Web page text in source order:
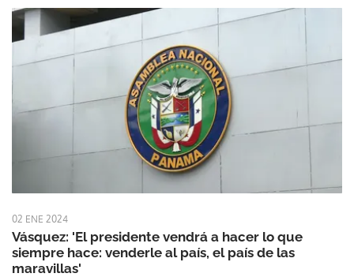
02 ENE 2024
Vásquez: 'El presidente vendrá a hacer lo que
siempre hace: venderle al país, el país de las
maravillas'